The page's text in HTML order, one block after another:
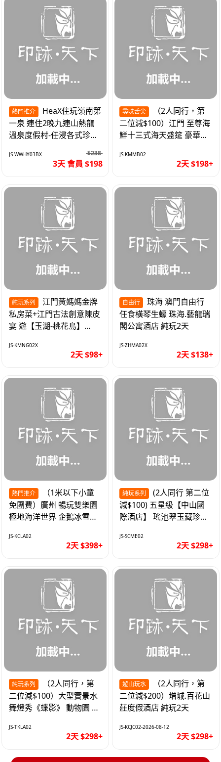
熱門推介
一泉 連住2晚九連山熱龍
溫泉度假村-任浸各式珍稀
JS-WWHY03BX $238
3天 會員 $198
尋味舌尖
二位減$100）江門 至尊海
鮮十三式海天盛筵 豪華三
2天
JS-KMMB02
2天 $198+
純玩系列
私房菜+江門古法創意陳皮
宴 遊【玉湖-桃花島】
純玩2天
JS-KMNG02X
2天 $98+
自由行
任食橫琴生蠔 珠海.藝龍瑞
閣公寓酒店 純玩2天
JS-ZHMA02X
2天 $138+
熱門推介
免團費）廣州 暢玩雙樂園
極地海洋世界 企鵝冰雪世
JS-KCLA02
2天 $398+
純玩系列
減$100) 五星級【中山國
際酒店】 瑤池翠玉藏珍盅
JS-SCME02
2天 $298+
純玩系列
二位減$100）大型實景水
舞燈秀《蝶影》 動物園 水
純玩2天
JS-TKLA02
2天 $298+
遊山玩水
二位減$200）增城.百花山
莊度假酒店 純玩2天
JS-KCJC02-2026-08-12
2天 $298+